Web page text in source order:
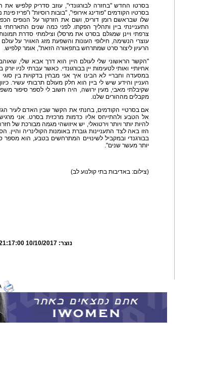
בסרטו החדש "בחזרה לבורגונדי", עוזב סדריק קלפיש את
בסרטיו הקודמים "פודינג אירופי", "בובות רוסיות" ו"פריז
שלו שבראשם רומן דוריס, ושם את הזרקור על הנופים
התעניינתי ביין ותהליך הפקתו. לפני כמה שנים
צרפתי ויינן שמגלם בסרט את מרסל) וצילמתי סדרת
עוצרי הנשימה, חילופי העונות והשפעת מזג האוויר על עולם
הרעיון ליצור סרט שמתרחש בתפאורה הזאת", אומר קלפיש.
"הקשר הראשוני שלי לעולם היין הוא דרך אבא שלי,
אחיותיי ואותי לטעימות יין בבורגונדי. כאשר עברתי לניו
במסעדה וחבריי לא הבינו איך אני מבחין בדקויות בין
העניין והידע שיש לי ביין הוא חלק מעולם תרבותי עשיר.
שקיבלתי מאבי, מעין ירושה, היה חשוב לי לספר סיפור
מקבלים מההורים שלנו.
אם בסרטיי הקודמים, בחנתי את הקשר שבין האדם לעיר
אל הטבע ולהתייחס אליו כדמות מרכזית בסרט. אני
להיות יותר ויותר וירטואלי, יש איזושהי מגמה מבורכת של
הזו באה לצד התעניינות גוברת באומנות הקולינריה והיין.
בבורגנדי ובמקביל לשינויים המתרחשים בטבע, הוא
יותר מעשר שנים".
(צילום: באדיבות בתי קולנוע לב)
נוצר:10/10/2017 21:17:00